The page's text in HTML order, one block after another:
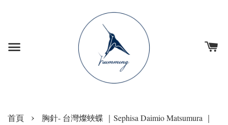
首頁 ›
胸針- 台灣燦蛺蝶 ｜Sephisa Daimio Matsumura ｜